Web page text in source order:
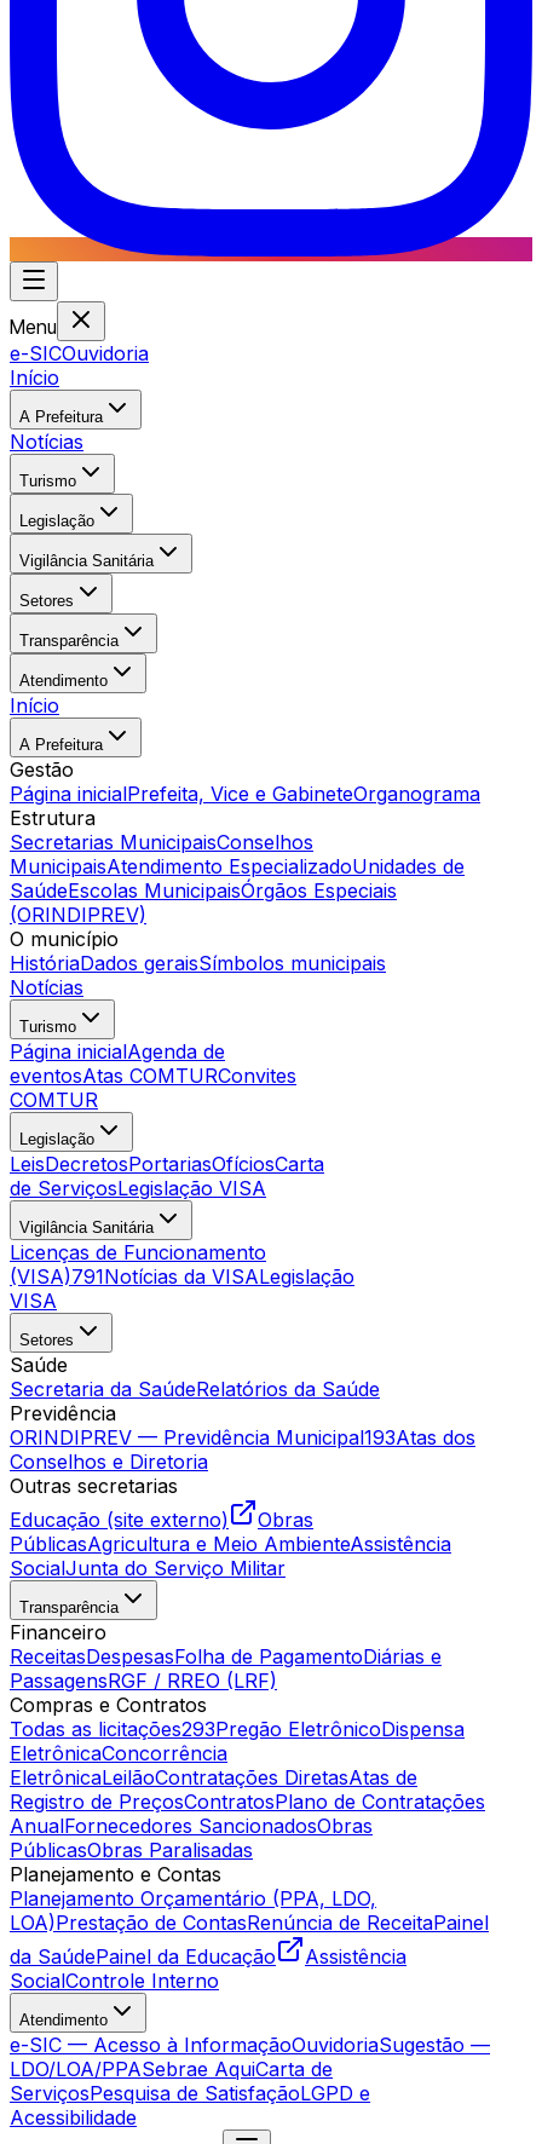
Menu
e-SICOuvidoria
Início
A Prefeitura
Notícias
Turismo
Legislação
Vigilância Sanitária
Setores
Transparência
Atendimento
Início
A Prefeitura
Gestão
Página inicialPrefeita, Vice e GabineteOrganograma
Estrutura
Secretarias MunicipaisConselhos
MunicipaisAtendimento EspecializadoUnidades de
SaúdeEscolas MunicipaisÓrgãos Especiais
(ORINDIPREV)
O município
HistóriaDados geraisSímbolos municipais
Notícias
Turismo
Página inicialAgenda de
eventosAtas COMTURConvites
COMTUR
Legislação
LeisDecretosPortariasOfíciosCarta
de ServiçosLegislação VISA
Vigilância Sanitária
Licenças de Funcionamento
(VISA)791Notícias da VISALegislação
VISA
Setores
Saúde
Secretaria da SaúdeRelatórios da Saúde
Previdência
ORINDIPREV — Previdência Municipal193Atas dos
Conselhos e Diretoria
Outras secretarias
Educação (site externo)
Obras
PúblicasAgricultura e Meio AmbienteAssistência
SocialJunta do Serviço Militar
Transparência
Financeiro
ReceitasDespesasFolha de PagamentoDiárias e
PassagensRGF / RREO (LRF)
Compras e Contratos
Todas as licitações293Pregão EletrônicoDispensa
EletrônicaConcorrência
EletrônicaLeilãoContratações DiretasAtas de
Registro de PreçosContratosPlano de Contratações
AnualFornecedores SancionadosObras
PúblicasObras Paralisadas
Planejamento e Contas
Planejamento Orçamentário (PPA, LDO,
LOA)Prestação de ContasRenúncia de ReceitaPainel
da SaúdePainel da Educação
Assistência
SocialControle Interno
Atendimento
e-SIC — Acesso à InformaçãoOuvidoriaSugestão —
LDO/LOA/PPASebrae AquiCarta de
ServiçosPesquisa de SatisfaçãoLGPD e
Acessibilidade